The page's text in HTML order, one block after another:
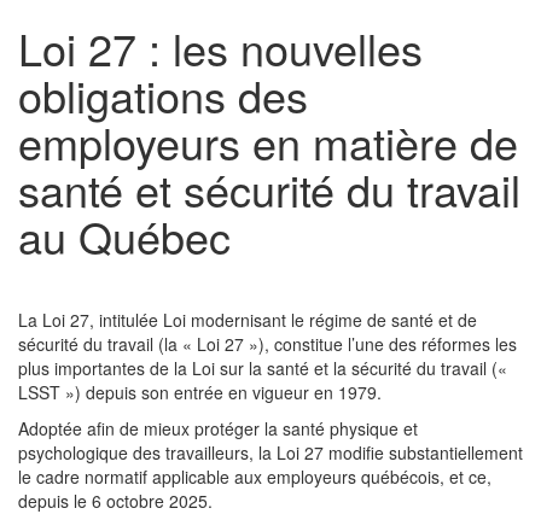
Loi 27 : les nouvelles
obligations des
employeurs en matière de
santé et sécurité du travail
au Québec
La Loi 27, intitulée Loi modernisant le régime de santé et de
sécurité du travail (la « Loi 27 »), constitue l’une des réformes les
plus importantes de la Loi sur la santé et la sécurité du travail («
LSST ») depuis son entrée en vigueur en 1979.
Adoptée afin de mieux protéger la santé physique et
psychologique des travailleurs, la Loi 27 modifie substantiellement
le cadre normatif applicable aux employeurs québécois, et ce,
depuis le 6 octobre 2025.